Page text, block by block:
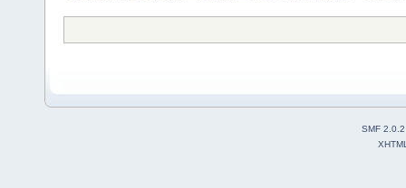
SMF 2.0.2